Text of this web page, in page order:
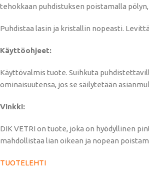
tehokkaan puhdistuksen poistamalla
Puhdistaa lasin ja kristallin nopeasti.
Käyttöohjeet:
Käyttövalmis tuote. Suihkuta
ominaisuutensa, jos se säilytetään
Vinkki:
DIK VETRI on tuote, joka on hyödyllinen
mahdollistaa lian oikean ja nopean
TUOTELEHTI